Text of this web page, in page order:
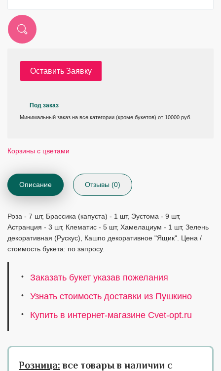
Оставить Заявку
Под заказ
Минимальный заказ на все категории (кроме букетов) от 10000 руб.
Корзины с цветами
Описание Отзывы (0)
Роза - 7 шт, Брассика (капуста) - 1 шт, Эустома - 9 шт,
Астранция - 3 шт, Клематис - 5 шт, Хамелациум - 1 шт, Зелень
декоративная (Рускус), Кашпо декоративное "Ящик". Цена /
стоимость букета: по запросу.
Заказать букет указав пожелания
Узнать стоимость доставки из Пушкино
Купить в интернет-магазине Cvet-opt.ru
Розница: все товары в наличии с